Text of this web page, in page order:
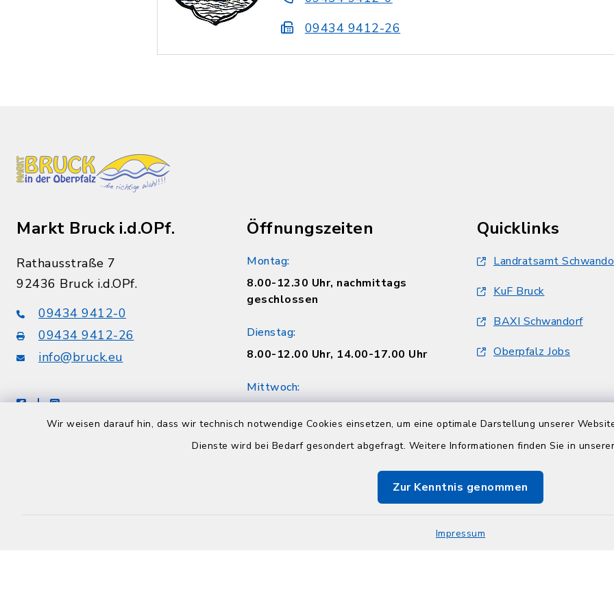
Wir weisen darauf hin, dass wir technisch notwendige Cookies einsetzen, um eine optimale Darstellung unserer
Dienste wird bei Bedarf gesondert abgefragt. Weitere Informationen finden Sie in
Zur Kenntnis genommen
Impressum
09434 9412-26
Markt Bruck i.d.OPf.
Rathausstraße 7
92436 Bruck i.d.OPf.
09434 9412-0
09434 9412-26
info@bruck.eu
facebookinstagram
Öffnungszeiten
Montag:
8.00-12.30 Uhr, nachmittags
geschlossen
Dienstag:
8.00-12.00 Uhr, 14.00-17.00 Uhr
Mittwoch:
geschlossen
8.00-12.00 Uhr, 14.00-17.30 Uhr
Freitag:
Quicklinks
Landratsamt
KuF Bruck
BAXI Schwandorf
Oberpfalz Jobs